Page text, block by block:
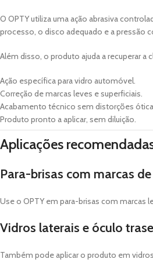
O OPTY utiliza uma ação abrasiva
processo, o disco adequado e a pressão
Além disso, o produto ajuda a recuperar
Ação específica para vidro automóvel.
Correção de marcas leves e superficiais.
Acabamento técnico sem distorções
Produto pronto a aplicar, sem diluição.
Aplicações
Para-brisas com marcas
Use o OPTY em para-brisas com marcas
Vidros laterais e óculo
Também pode aplicar o produto em